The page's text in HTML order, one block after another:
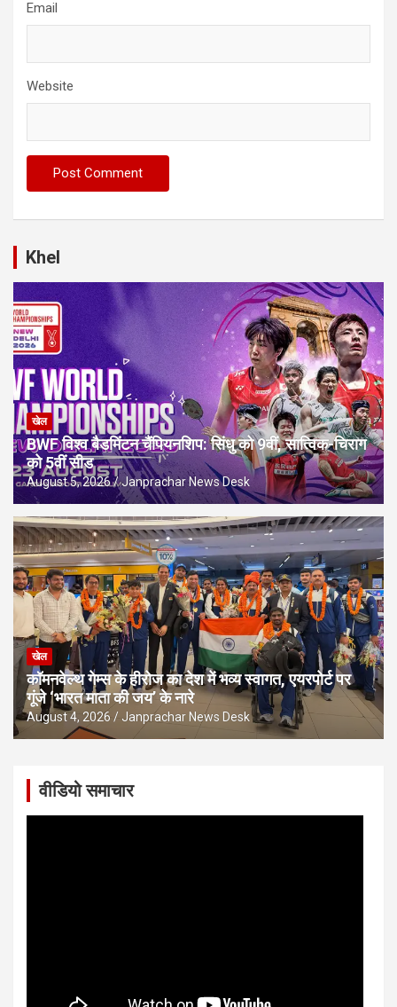
Email
Website
Khel
खेल
BWF विश्व बैडमिंटन चैंपियनशिप: सिंधु को 9वीं, सात्विक-चिराग
को 5वीं सीड
August 5, 2026 Janprachar News Desk
खेल
कॉमनवेल्थ गेम्स के हीरोज का देश में भव्य स्वागत, एयरपोर्ट पर
गूंजे ‘भारत माता की जय’ के नारे
August 4, 2026 Janprachar News Desk
वीडियो समाचार